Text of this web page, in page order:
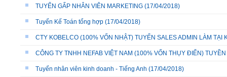
TUYỂN GẤP NHÂN VIÊN MARKETING (17/04/2018)
Tuyển Kế Toán tổng hợp (17/04/2018)
CTY KOBELCO (100% VỐN NHẬT) TUYỂN SALES ADMIN LÀM TẠI
CÔNG TY TNHH NEFAB VIỆT NAM (100% VỐN THỤY ĐIỂN)
Tuyển nhân viên kinh doanh - Tiếng Anh (17/04/2018)